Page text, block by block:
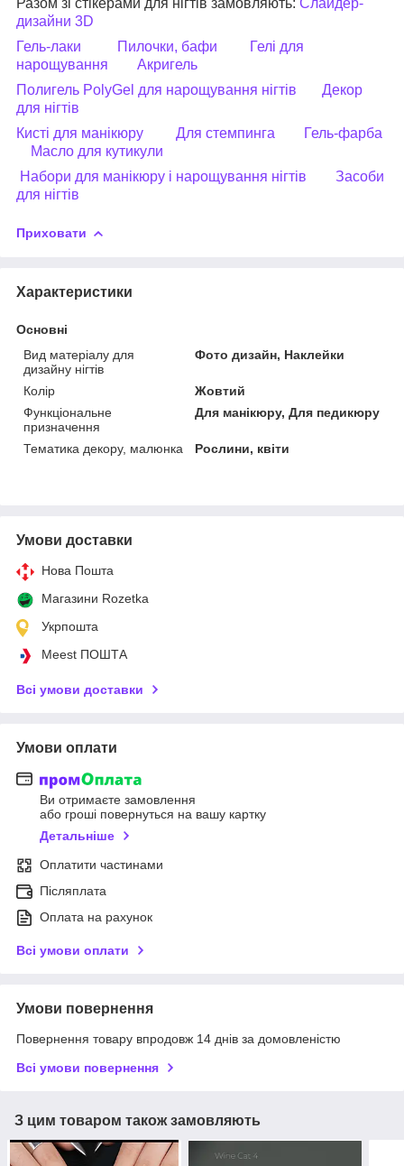
дизайни 3D
Гель-лаки
Пилочки, бафи
Гелі для
нарощування
Акригель
Полигель PolyGel для нарощування нігтів
Декор
для нігтів
Кисті для манікюру
Для стемпинга
Гель-фарба
Масло для кутикули
Набори для манікюру і нарощування нігтів
Засоби
для нігтів
Приховати
Характеристики
Основні
Вид матеріалу для
дизайну нігтів
Фото дизайн, Наклейки
Колір
Жовтий
Функціональне
призначення
Для манікюру, Для педикюру
Тематика декору, малюнка Рослини, квіти
Умови доставки
Нова Пошта
Магазини Rozetka
Укрпошта
Meest ПОШТА
Всі умови доставки
Умови оплати
Ви отримаєте замовлення
або гроші повернуться на вашу картку
Детальніше
Оплатити частинами
Післяплата
Оплата на рахунок
Всі умови оплати
Умови повернення
Повернення товару впродовж 14 днів за домовленістю
Всі умови повернення
З цим товаром також замовляють